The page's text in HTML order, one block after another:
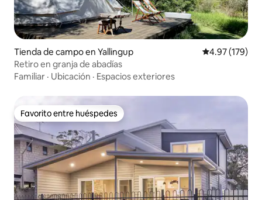
Tienda de campo en Yallingup Calificación
4.97 (179)
Retiro en granja de abadías
Familiar · Ubicación · Espacios exteriores
Favorito entre huéspedes
Favorito entre huéspedes